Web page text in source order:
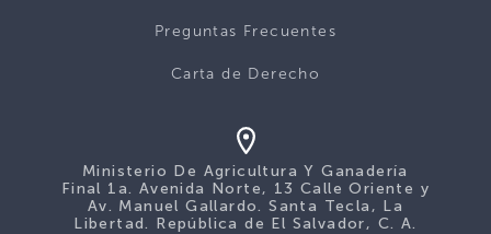
Preguntas Frecuentes
Carta de Derecho
Ministerio De Agricultura Y Ganadería
Final 1a. Avenida Norte, 13 Calle Oriente y
Av. Manuel Gallardo. Santa Tecla, La
Libertad. República de El Salvador, C. A.